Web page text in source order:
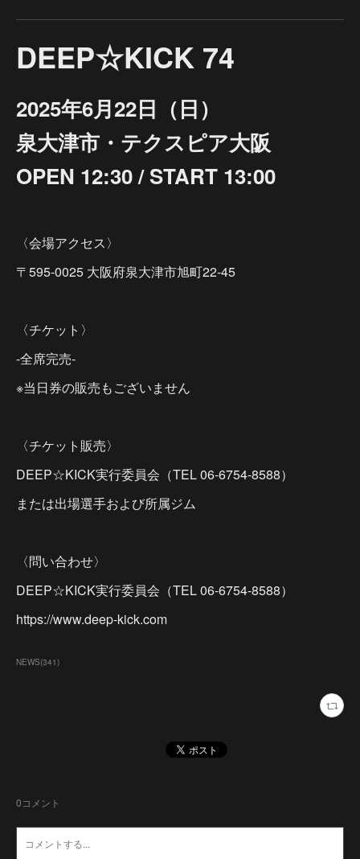
DEEP☆KICK 74
2025年6月22日（日）
泉大津市・テクスピア大阪
OPEN 12:30 / START 13:00
〈会場アクセス〉
〒595-0025 大阪府泉大津市旭町22-45
〈チケット〉
-全席完売-
※当日券の販売もございません
〈チケット販売〉
DEEP☆KICK実行委員会（TEL 06-6754-8588）
または出場選手および所属ジム
〈問い合わせ〉
DEEP☆KICK実行委員会（TEL 06-6754-8588）
https://www.deep-kick.com
NEWS(341)
0コメント